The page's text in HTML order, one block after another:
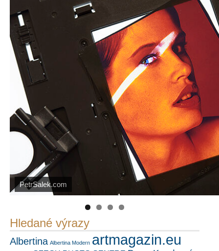
PetrSalek.com
Náš mediální partner
https://kuula.co/profile/PetrSalek/collections
Hledané výrazy
Albertina Albertina Modern artmagazin.eu